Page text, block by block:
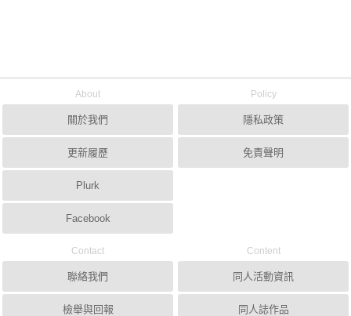
About
關於我們
更新履歷
Plurk
Facebook
Policy
隱私政策
免責聲明
Contact
聯絡我們
檢舉與回報
Content
同人活動資訊
同人誌作品